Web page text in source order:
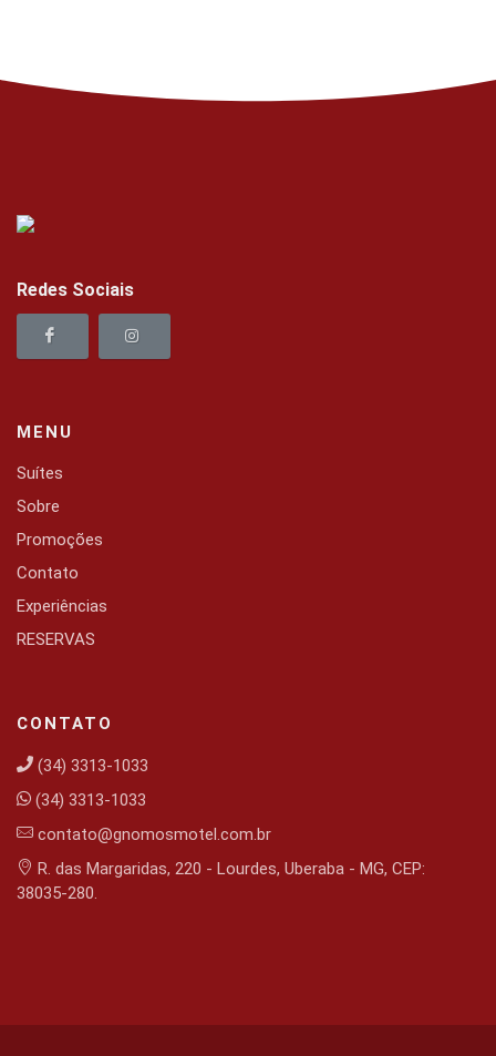
Redes Sociais
MENU
Suítes
Sobre
Promoções
Contato
Experiências
RESERVAS
CONTATO
(34) 3313-1033
(34) 3313-1033
contato@gnomosmotel.com.br
R. das Margaridas, 220 - Lourdes, Uberaba - MG, CEP:
38035-280.